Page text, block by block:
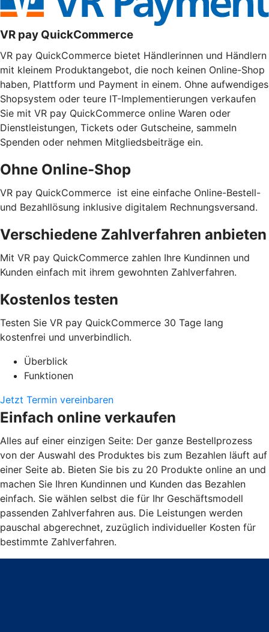
VR pay QuickCommerce
VR pay QuickCommerce bietet Händlerinnen und Händlern
mit kleinem Produktangebot, die noch keinen Online-Shop
haben, Plattform und Payment in einem. Ohne aufwendiges
Shopsystem oder teure IT-Implementierungen verkaufen
Sie mit VR pay QuickCommerce online Waren oder
Dienstleistungen, Tickets oder Gutscheine, sammeln
Spenden oder nehmen Mitgliedsbeiträge ein.
Ohne Online-Shop
VR pay QuickCommerce ist eine einfache Online-Bestell-
und Bezahllösung inklusive digitalem Rechnungsversand.
Verschiedene Zahlverfahren anbieten
Mit VR pay QuickCommerce zahlen Ihre Kundinnen und
Kunden einfach mit ihrem gewohnten Zahlverfahren.
Kostenlos testen
Testen Sie VR pay QuickCommerce 30 Tage lang
kostenfrei und unverbindlich.
Überblick
Funktionen
Jetzt Termin vereinbaren
Einfach online verkaufen
Alles auf einer einzigen Seite: Der ganze Bestellprozess
von der Auswahl des Produktes bis zum Bezahlen läuft auf
einer Seite ab. Bieten Sie bis zu 20 Produkte online an und
machen Sie Ihren Kundinnen und Kunden das Bezahlen
einfach. Sie wählen selbst die für Ihr Geschäftsmodell
passenden Zahlverfahren aus. Die Leistungen werden
pauschal abgerechnet, zuzüglich individueller Kosten für
bestimmte Zahlverfahren.